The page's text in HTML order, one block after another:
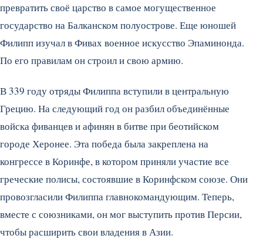
превратить своё царство в самое могущественное
государство на Балканском полуострове. Еще юношей
Филипп изучал в Фивах военное искусство Эпаминонда.
По его правилам он строил и свою армию.
В 339 году отряды Филиппа вступили в центральную
Грецию. На следующий год он разбил объединённые
войска фиванцев и афинян в битве при беотийском
городе Херонее. Эта победа была закреплена на
конгрессе в Коринфе, в котором приняли участие все
греческие полисы, состоявшие в Коринфском союзе. Они
провозгласили Филиппа главнокомандующим. Теперь,
вместе с союзниками, он мог выступить против Персии,
чтобы расширить свои владения в Азии.